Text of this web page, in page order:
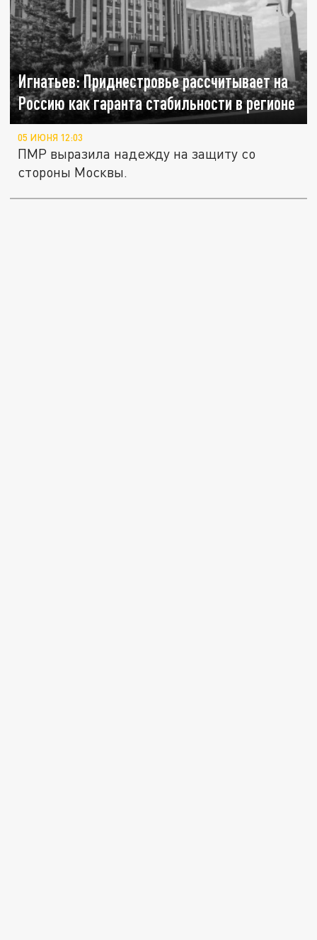
Игнатьев: Приднестровье рассчитывает на
Россию как гаранта стабильности в регионе
05 ИЮНЯ 12:03
ПМР выразила надежду на защиту со
стороны Москвы.